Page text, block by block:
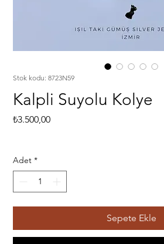
Stok kodu: 8723N59
Kalpli Suyolu Kolye
₺3.500,00Fiyat
Adet *
Sepete Ekle